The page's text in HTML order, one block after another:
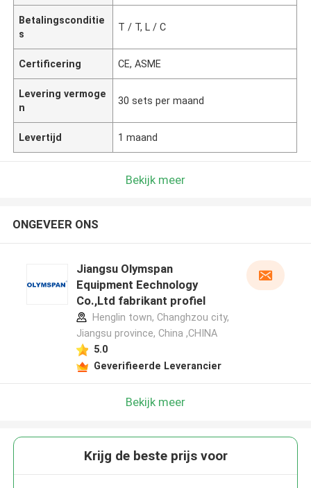
Betalingsconditie
s
T / T, L / C
Certificering CE, ASME
Levering vermoge
n
30 sets per maand
Levertijd 1 maand
Bekijk meer
ONGEVEER ONS
Jiangsu Olymspan
Equipment Eechnology
Co.,Ltd fabrikant profiel
Henglin town, Changhzou city,
Jiangsu province, China ,CHINA
5.0
Geverifieerde Leverancier
Bekijk meer
Krijg de beste prijs voor